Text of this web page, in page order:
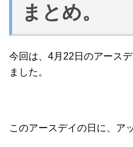
まとめ。
今回は、4月22日のアース
ました。
このアースデイの日に、ア